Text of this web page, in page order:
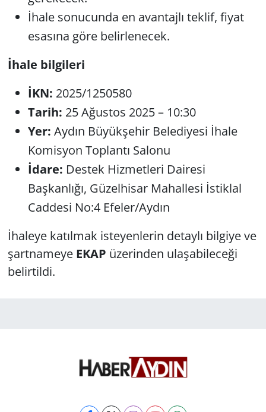
İhale sonucunda en avantajlı teklif, fiyat
esasına göre belirlenecek.
İhale bilgileri
İKN: 2025/1250580
Tarih: 25 Ağustos 2025 – 10:30
Yer: Aydın Büyükşehir Belediyesi İhale
Komisyon Toplantı Salonu
İdare: Destek Hizmetleri Dairesi
Başkanlığı, Güzelhisar Mahallesi İstiklal
Caddesi No:4 Efeler/Aydın
İhaleye katılmak isteyenlerin detaylı bilgiye ve
şartnameye EKAP üzerinden ulaşabileceği
belirtildi.